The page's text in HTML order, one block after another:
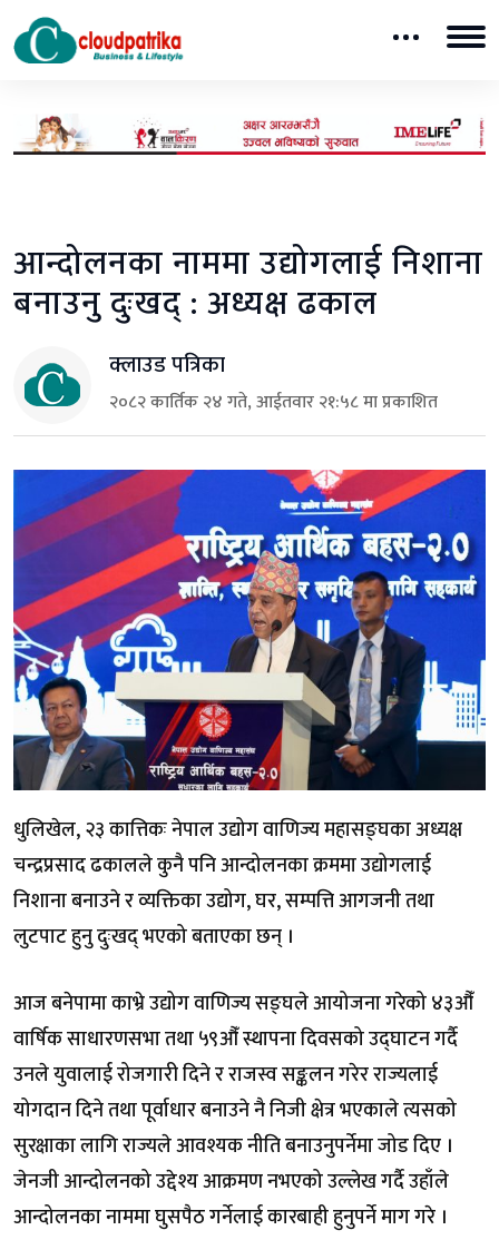
आन्दोलनका नाममा उद्योगलाई निशाना
बनाउनु दुःखद् : अध्यक्ष ढकाल
क्लाउड पत्रिका
२०८२ कार्तिक २४ गते, आईतवार २१:५८ मा प्रकाशित
धुलिखेल, २३ कात्तिकः नेपाल उद्योग वाणिज्य महासङ्घका अध्यक्ष
चन्द्रप्रसाद ढकालले कुनै पनि आन्दोलनका क्रममा उद्योगलाई
निशाना बनाउने र व्यक्तिका उद्योग, घर, सम्पत्ति आगजनी तथा
लुटपाट हुनु दुःखद् भएको बताएका छन् ।
आज बनेपामा काभ्रे उद्योग वाणिज्य सङ्घले आयोजना गरेको ४३औँ
वार्षिक साधारणसभा तथा ५९औँ स्थापना दिवसको उद्घाटन गर्दै
उनले युवालाई रोजगारी दिने र राजस्व सङ्कलन गरेर राज्यलाई
योगदान दिने तथा पूर्वाधार बनाउने नै निजी क्षेत्र भएकाले त्यसको
सुरक्षाका लागि राज्यले आवश्यक नीति बनाउनुपर्नेमा जोड दिए ।
जेनजी आन्दोलनको उद्देश्य आक्रमण नभएको उल्लेख गर्दै उहाँले
आन्दोलनका नाममा घुसपैठ गर्नेलाई कारबाही हुनुपर्ने माग गरे ।